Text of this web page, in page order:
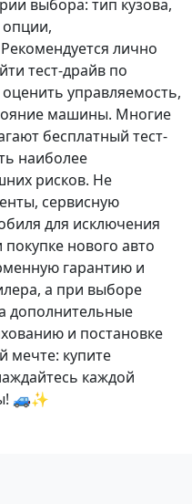
выбора: тип кузова,
лично
тест-драйв по
управляемость,
машины. Многие
бесплатный тест-
наиболее
рисков. Не
сервисную
для исключения
нового авто
гарантию и
а при выборе
и постановке
мечте: купите
каждой
🚙✨